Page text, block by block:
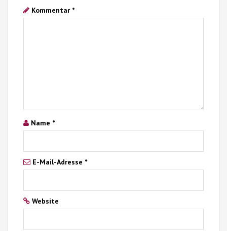
Kommentar *
Name *
E-Mail-Adresse *
Website